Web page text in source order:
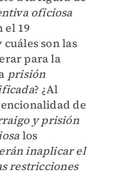
oficiosa
el 19
son las
para la
prisión
? ¿Al
de
y prisión
los
inaplicar el
restricciones